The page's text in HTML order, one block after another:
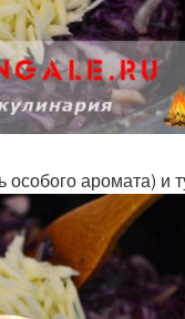
аромата) и